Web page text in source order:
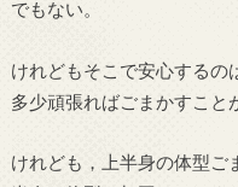
でもない。
けれどもそこで安心するの
多少頑張ればごまかすこと
けれども，上半身の体型ご